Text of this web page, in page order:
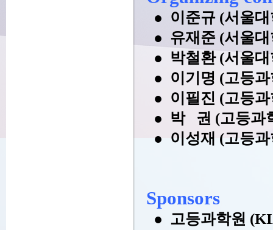
● 이준규 (서울대
● 유재준 (서울
● 박철환 (서울
● 이기명 (고등과
● 이필진 (고등과
● 박 권 (고등과
● 이성재 (고등
Sponsors
● 고등과학원